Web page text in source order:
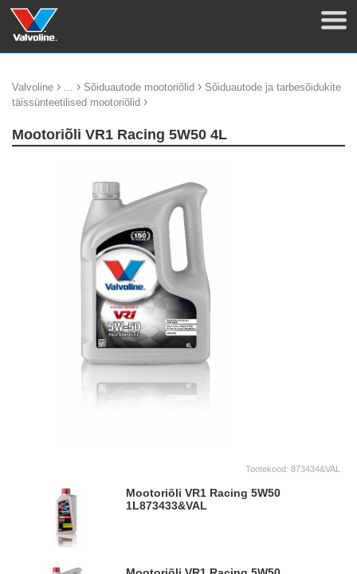
Valvoline › ... › Sõiduautode mootoriõlid › Sõiduautode ja tarbesõidukite
täissünteetilised mootoriõlid ›
Mootoriõli VR1 Racing 5W50 4L
Tootekood: 873434&VAL
Mootoriõli VR1 Racing 5W50
1L873433&VAL